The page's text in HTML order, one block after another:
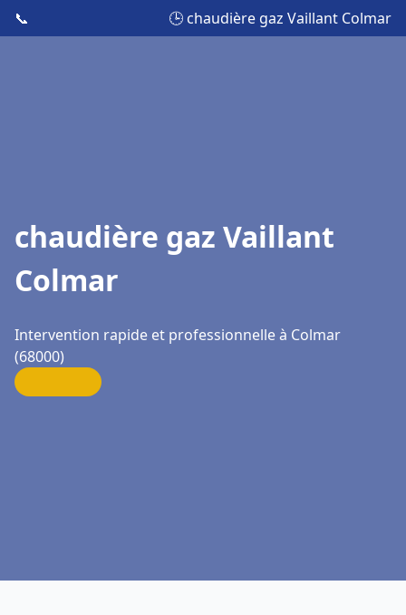
📞 🕒 chaudière gaz Vaillant Colmar
chaudière gaz Vaillant
Colmar
Intervention rapide et professionnelle à Colmar
(68000)